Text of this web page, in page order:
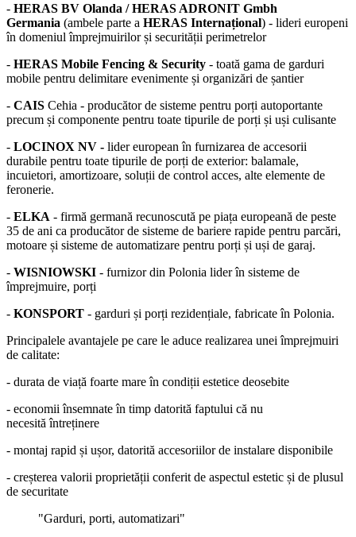
- HERAS BV Olanda / HERAS ADRONIT Gmbh
Germania (ambele parte a HERAS Internațional) - lideri europeni
în domeniul împrejmuirilor și securității perimetrelor
- HERAS Mobile Fencing & Security - toată gama de garduri
mobile pentru delimitare evenimente și organizări de șantier
- CAIS Cehia - producător de sisteme pentru porți autoportante
precum și componente pentru toate tipurile de porți și uși culisante
- LOCINOX NV - lider european în furnizarea de accesorii
durabile pentru toate tipurile de porți de exterior: balamale,
incuietori, amortizoare, soluții de control acces, alte elemente de
feronerie.
- ELKA - firmă germană recunoscută pe piața europeană de peste
35 de ani ca producător de sisteme de bariere rapide pentru parcări,
motoare și sisteme de automatizare pentru porți și uși de garaj.
- WISNIOWSKI - furnizor din Polonia lider în sisteme de
împrejmuire, porți
- KONSPORT - garduri și porți rezidențiale, fabricate în Polonia.
Principalele avantajele pe care le aduce realizarea unei împrejmuiri
de calitate:
- durata de viață foarte mare în condiții estetice deosebite
- economii însemnate în timp datorită faptului că nu
necesită întreținere
- montaj rapid și ușor, datorită accesoriilor de instalare disponibile
- creșterea valorii proprietății conferit de aspectul estetic și de plusul
de securitate
"Garduri, porti, automatizari"